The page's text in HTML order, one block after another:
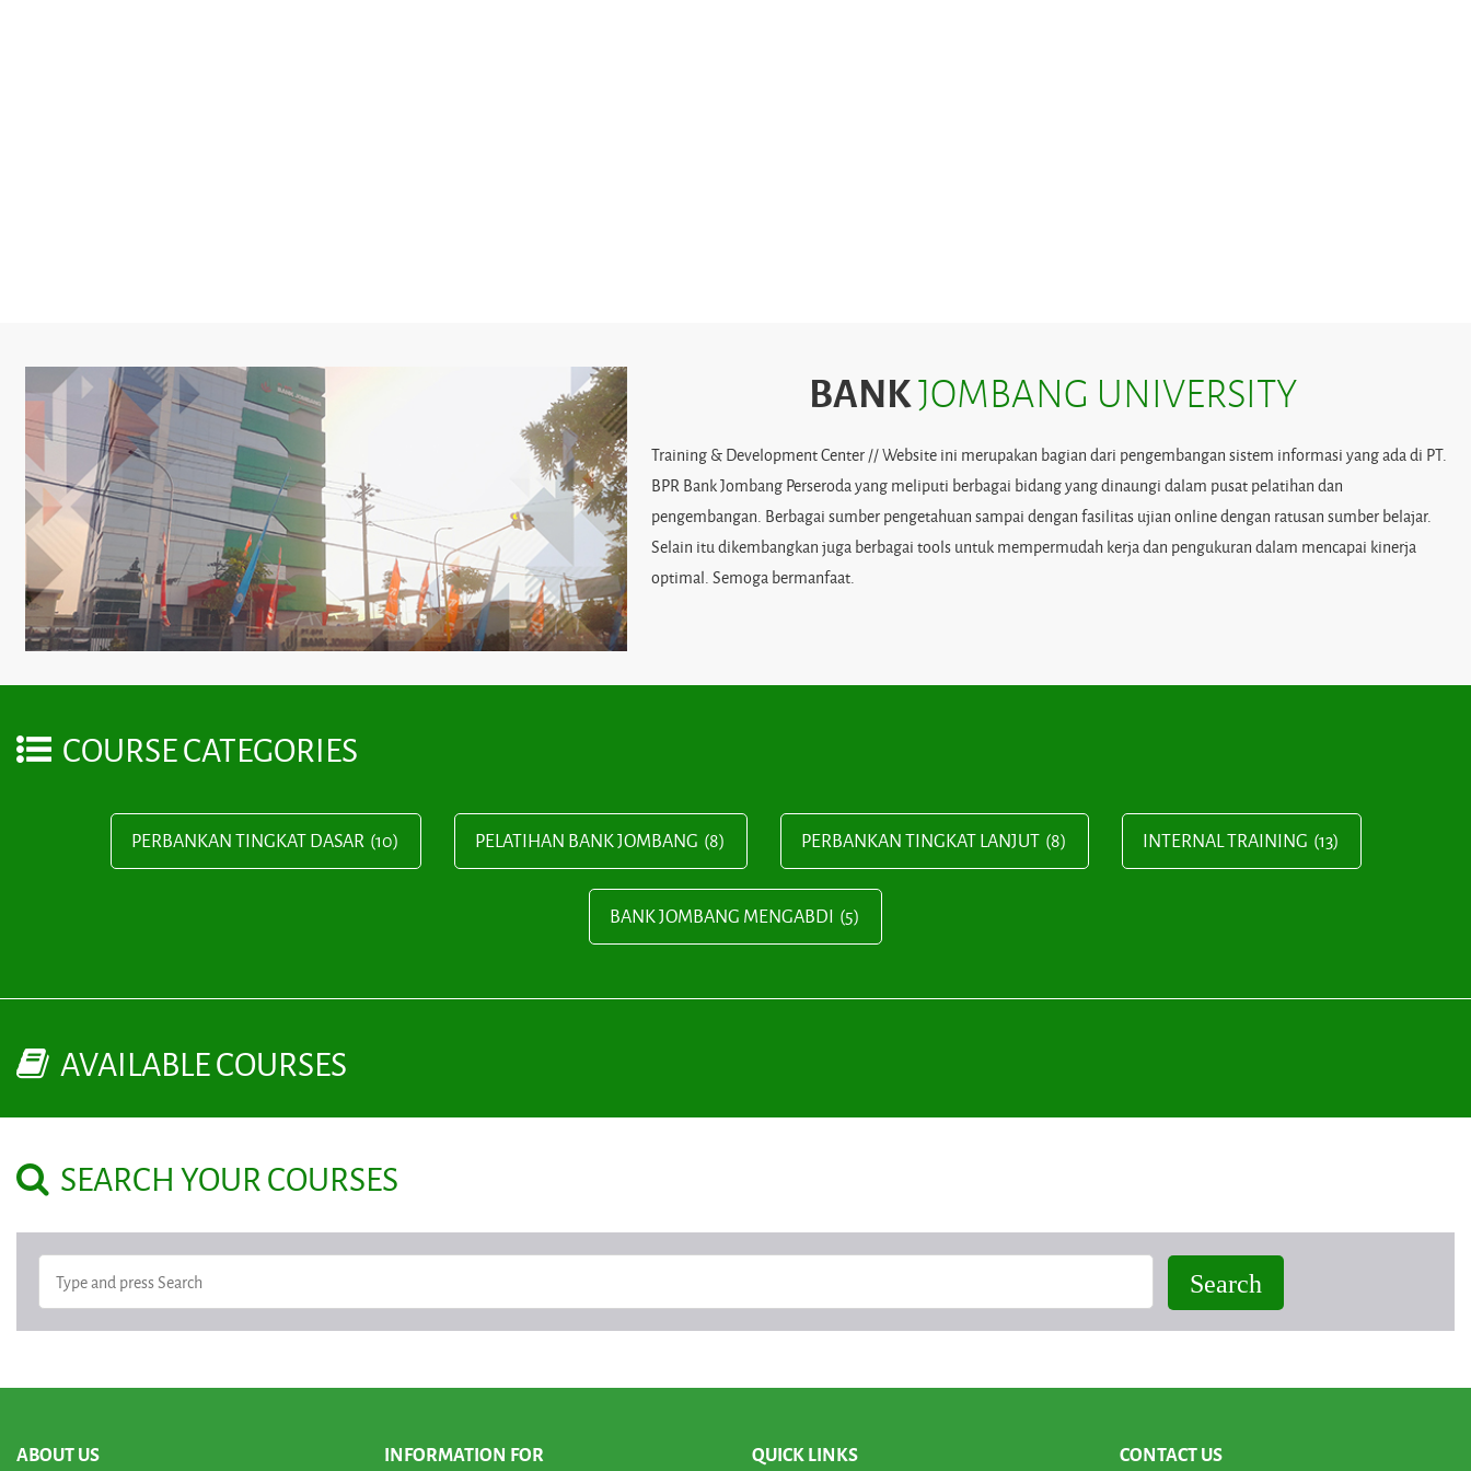
BANKJOMBANG UNIVERSITY
Training & Development Center // Website ini merupakan bagian dari pengembangan sistem informasi yang ada di PT.
BPR Bank Jombang Perseroda yang meliputi berbagai bidang yang dinaungi dalam pusat pelatihan dan
pengembangan. Berbagai sumber pengetahuan sampai dengan fasilitas ujian online dengan ratusan sumber belajar.
Selain itu dikembangkan juga berbagai tools untuk mempermudah kerja dan pengukuran dalam mencapai kinerja
optimal. Semoga bermanfaat.
COURSE CATEGORIES
PERBANKAN TINGKAT DASAR (10) PELATIHAN BANK JOMBANG (8) PERBANKAN TINGKAT LANJUT (8) INTERNAL TRAINING (13)
BANK JOMBANG MENGABDI (5)
AVAILABLE COURSES
SEARCH YOUR COURSES
ABOUT US INFORMATION FOR QUICK LINKS CONTACT US